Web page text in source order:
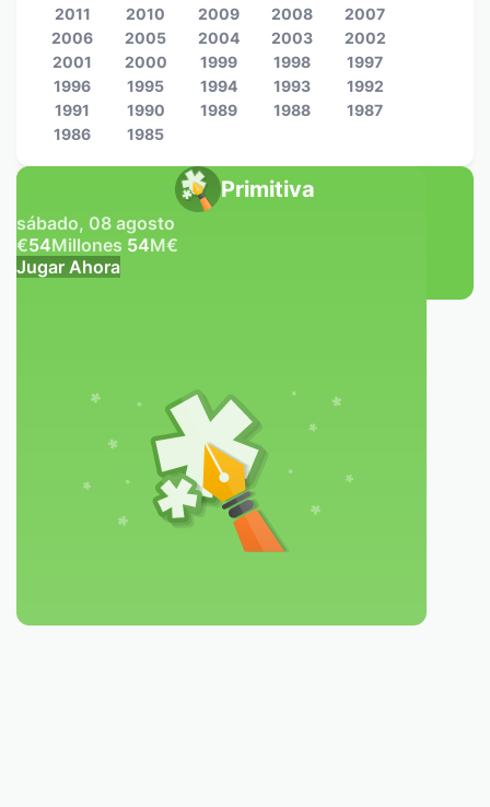
Primitiva
sábado, 08 agosto
€54Millones 54M€
Jugar Ahora
2011
2010 2009 2008
2007
2006
2005 2004 2003
2002
2001
2000 1999 1998
1997
1996
1995 1994 1993
1992
1991
1990 1989 1988
1987
1986
1985